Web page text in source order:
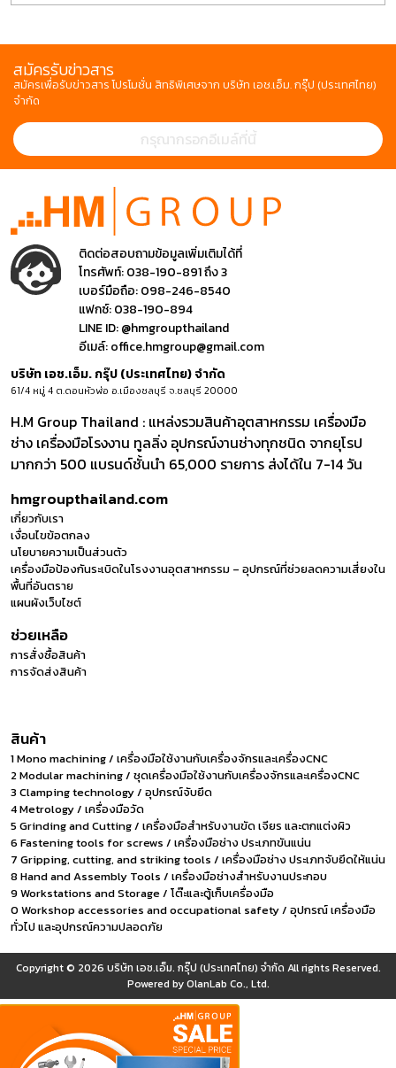
สมัครรับข่าวสาร
สมัครเพื่อรับข่าวสาร โปรโมชั่น สิทธิพิเศษจาก บริษัท เอช.เอ็ม. กรุ๊ป (ประเทศไทย)
จำกัด
ติดต่อสอบถามข้อมูลเพิ่มเติมได้ที่
โทรศัพท์:038-190-891 ถึง 3
เบอร์มือถือ:098-246-8540
แฟกซ์:038-190-894
LINE ID:@hmgroupthailand
อีเมล์:office.hmgroup@gmail.com
บริษัท เอช.เอ็ม. กรุ๊ป (ประเทศไทย) จำกัด
61/4 หมู่ 4 ต.ดอนหัวฬ่อ อ.เมืองชลบุรี จ.ชลบุรี 20000
H.M Group Thailand : แหล่งรวมสินค้าอุตสาหกรรม เครื่องมือ
ช่าง เครื่องมือโรงงาน ทูลลิ่ง อุปกรณ์งานช่างทุกชนิด จากยุโรป
มากกว่า 500 แบรนด์ชั้นนำ 65,000 รายการ ส่งได้ใน 7-14 วัน
hmgroupthailand.com
เกี่ยวกับเรา
เงื่อนไขข้อตกลง
นโยบายความเป็นส่วนตัว
เครื่องมือป้องกันระเบิดในโรงงานอุตสาหกรรม – อุปกรณ์ที่ช่วยลดความเสี่ยงใน
พื้นที่อันตราย
แผนผังเว็บไซต์
ช่วยเหลือ
การสั่งซื้อสินค้า
การจัดส่งสินค้า
สินค้า
1 Mono machining / เครื่องมือใช้งานกับเครื่องจักรและเครื่องCNC
2 Modular machining / ชุดเครื่องมือใช้งานกับเครื่องจักรและเครื่องCNC
3 Clamping technology / อุปกรณ์จับยึด
4 Metrology / เครื่องมือวัด
5 Grinding and Cutting / เครื่องมือสำหรับงานขัด เจียร และตกแต่งผิว
6 Fastening tools for screws / เครื่องมือช่าง ประเภทขันแน่น
7 Gripping, cutting, and striking tools / เครื่องมือช่าง ประเภทจับยึดให้แน่น
8 Hand and Assembly Tools / เครื่องมือช่างสำหรับงานประกอบ
9 Workstations and Storage / โต๊ะและตู้เก็บเครื่องมือ
0 Workshop accessories and occupational safety / อุปกรณ์ เครื่องมือ
ทั่วไป และอุปกรณ์ความปลอดภัย
Copyright © 2026 บริษัท เอช.เอ็ม. กรุ๊ป (ประเทศไทย) จำกัด All rights Reserved.
Powered byOlanLab Co., Ltd.